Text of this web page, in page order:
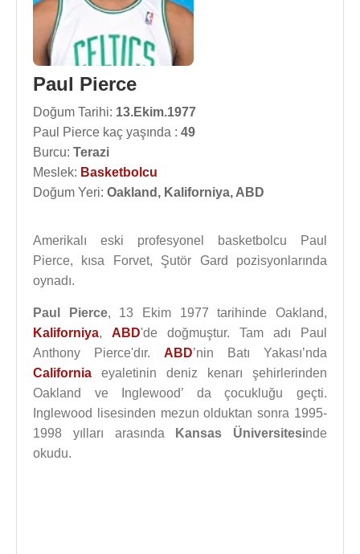
Paul Pierce
Doğum Tarihi: 13.Ekim.1977
Paul Pierce kaç yaşında : 49
Burcu: Terazi
Meslek: Basketbolcu
Doğum Yeri: Oakland, Kaliforniya, ABD
Amerikalı eski profesyonel basketbolcu Paul
Pierce, kısa Forvet, Şutör Gard pozisyonlarında
oynadı.
Paul Pierce, 13 Ekim 1977 tarihinde Oakland,
Kaliforniya, ABD'de doğmuştur. Tam adı Paul
Anthony Pierce'dır. ABD’nin Batı Yakası’nda
California eyaletinin deniz kenarı şehirlerinden
Oakland ve Inglewood’ da çocukluğu geçti.
Inglewood lisesinden mezun olduktan sonra 1995-
1998 yılları arasında
Kansas Üniversitesinde
okudu.